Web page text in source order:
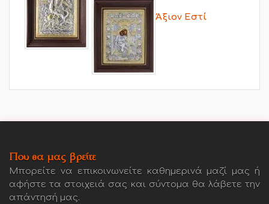
Άξιον Εστί
Που θα μας βρείτε
Μπορείτε να επικοινωνείτε καθημερινά μαζί μας ή
αφήστε τα στοιχειά σας και σύντομα θα λάβετε την
απάντησή μας.